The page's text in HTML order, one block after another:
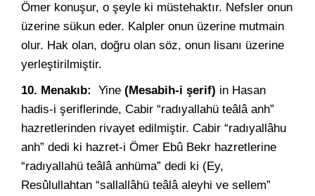
Ömer konuşur, o şeyle ki müstehaktır. Nefsler onun
üzerine sükun eder. Kalpler onun üzerine mutmain
olur. Hak olan, doğru olan söz, onun lisanı üzerine
yerleştirilmiştir.
10. Menakıb:
Yine (Mesabih-i şerif) in Hasan
hadis-i şeriflerinde, Cabir “radıyallahü teâlâ anh”
hazretlerinden rivayet edilmiştir. Cabir “radıyallâhu
anh” dedi ki hazret-i Ömer Ebû Bekr hazretlerine
“radıyallahü teâlâ anhüma” dedi ki (Ey,
Resûlullahtan “sallallâhü teâlâ aleyhi ve sellem”